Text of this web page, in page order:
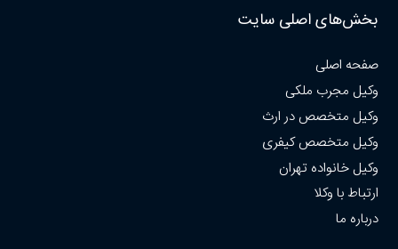
بخش‌های اصلی سایت
صفحه اصلی
وکیل مجرب ملکی
وکیل متخصص در ارث
وکیل متخصص کیفری
وکیل خانواده تهران
ارتباط با وکلا
درباره ما